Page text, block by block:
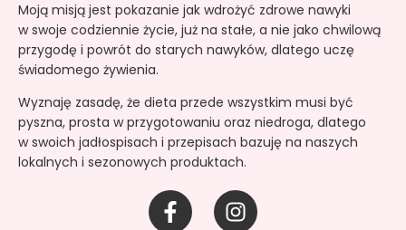
Moją misją jest pokazanie jak wdrożyć zdrowe nawyki
w swoje codziennie życie, już na stałe, a nie jako chwilową
przygodę i powrót do starych nawyków, dlatego uczę
świadomego żywienia.
Wyznaję zasadę, że dieta przede wszystkim musi być
pyszna, prosta w przygotowaniu oraz niedroga, dlatego
w swoich jadłospisach i przepisach bazuję na naszych
lokalnych i sezonowych produktach.
F
a
I
n